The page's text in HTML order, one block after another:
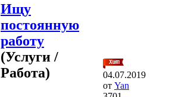
Ищу
постоянную
работу
(Услуги /
Работа)
04.07.2019
от Yan